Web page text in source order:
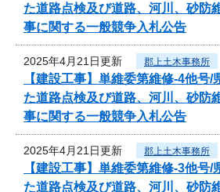
た道路点検及び道路、河川、砂防
事に関する一般競争入札公告
2025年4月21日更新 郡上土木事務所
【建設工事】単維委第維修‐4他
た道路点検及び道路、河川、砂防
事に関する一般競争入札公告
2025年4月21日更新 郡上土木事務所
【建設工事】単維委第維修‐3他
た道路点検及び道路、河川、砂防